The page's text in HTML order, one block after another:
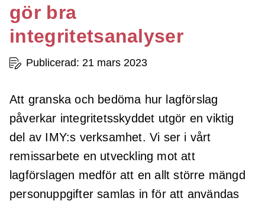
gör bra
integritetsanalyser
Publicerad: 21 mars 2023
Att granska och bedöma hur lagförslag
påverkar integritetsskyddet utgör en viktig
del av IMY:s verksamhet. Vi ser i vårt
remissarbete en utveckling mot att
lagförslagen medför att en allt större mängd
personuppgifter samlas in för att användas